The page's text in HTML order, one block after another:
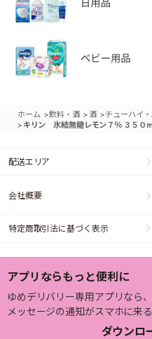
ホーム >飲料・酒 > 酒 >チューハイ
> キリン 氷結無糖レモン７％ ３５０
配送エリア
会社概要
特定商取引法に基づく表示
アプリならもっと便利に
ゆめデリバリー専用アプリなら、
メッセージの通知がスマホに来
ダウンロ